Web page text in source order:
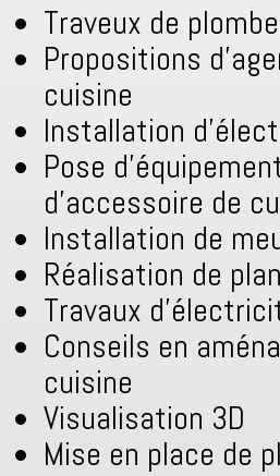
Traveux de
Propositions
cuisine
Installation
Pose
d’accessoire de
Installation de
Réalisation de plan
Travaux
Conseils en
cuisine
Visualisation 3D
Mise en place de